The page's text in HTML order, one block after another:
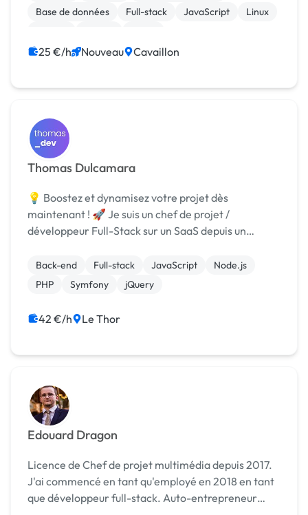
Base de données
Full-stack JavaScript
Linux
25 €/h Nouveau Cavaillon
Thomas Dulcamara
💡 Boostez et dynamisez votre projet dès
maintenant ! 🚀 Je suis un chef de projet /
développeur Full-Stack sur un SaaS depuis un
compétence et ma motivation dans des vos projets
pour vous aidez à les con...
Back-end Full-stack JavaScript
Node.js
PHP
Symfony jQuery
42 €/h Le Thor
Edouard Dragon
Licence de Chef de projet multimédia depuis 2017.
J'ai commencé en tant qu'employé en 2018 en tant
que développeur full-stack. Auto-entrepreneur